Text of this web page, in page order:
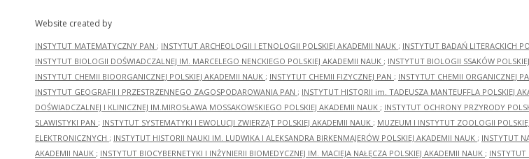
Website created by
INSTYTUT MATEMATYCZNY PAN ; INSTYTUT ARCHEOLOGII I ETNOLOGII POLSKIEJ AKADEMII NAUK ; INSTYTUT BADAŃ LITERACKICH
INSTYTUT BIOLOGII DOŚWIADCZALNEJ IM. MARCELEGO NENCKIEGO POLSKIEJ AKADEMII NAUK ; INSTYTUT BIOLOGII SSAKÓW
INSTYTUT CHEMII BIOORGANICZNEJ POLSKIEJ AKADEMII NAUK ; INSTYTUT CHEMII FIZYCZNEJ PAN ; INSTYTUT CHEMII ORGANICZNEJ
INSTYTUT GEOGRAFII I PRZESTRZENNEGO ZAGOSPODAROWANIA PAN ; INSTYTUT HISTORII im. TADEUSZA MANTEUFFLA POLSKIEJ
DOŚWIADCZALNEJ I KLINICZNEJ IM.MIROSŁAWA MOSSAKOWSKIEGO POLSKIEJ AKADEMII NAUK ; INSTYTUT OCHRONY PRZYRODY
SLAWISTYKI PAN ; INSTYTUT SYSTEMATYKI I EWOLUCJI ZWIERZĄT POLSKIEJ AKADEMII NAUK ; MUZEUM I INSTYTUT ZOOLOGII
ELEKTRONICZNYCH ; INSTYTUT HISTORII NAUKI IM. LUDWIKA I ALEKSANDRA BIRKENMAJERÓW POLSKIEJ AKADEMII NAUK ; INSTYTUT
AKADEMII NAUK ; INSTYTUT BIOCYBERNETYKI I INŻYNIERII BIOMEDYCZNEJ IM. MACIEJA NAŁĘCZA POLSKIEJ AKADEMII NAUK ; INSTYTUT